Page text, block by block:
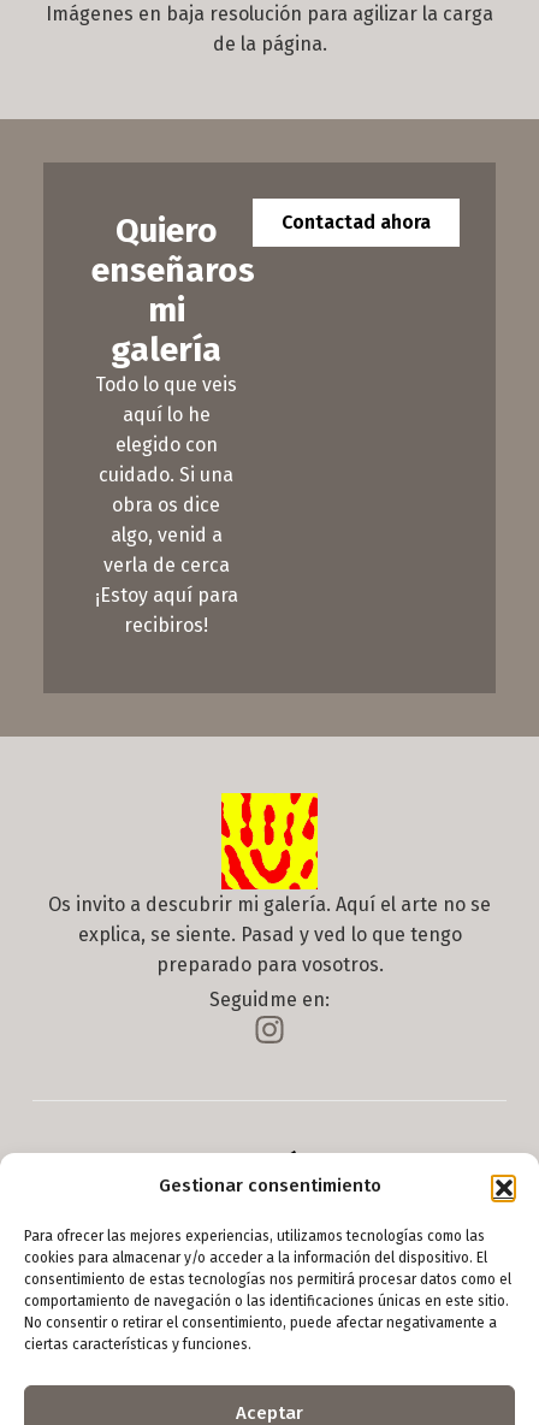
Gestionar consentimiento
Para ofrecer las mejores experiencias, utilizamos tecnologías como las
cookies para almacenar y/o acceder a la información del dispositivo. El
consentimiento de estas tecnologías nos permitirá procesar datos como el
comportamiento de navegación o las identificaciones únicas en este sitio.
No consentir o retirar el consentimiento, puede afectar negativamente a
ciertas características y funciones.
Aceptar
Imágenes en baja resolución para agilizar la carga
de la página.
Quiero
enseñaros
mi
galería
Todo lo que veis
aquí lo he
elegido con
cuidado. Si una
obra os dice
algo, venid a
verla de cerca
¡Estoy aquí para
recibiros!
Contactad ahora
Os invito a descubrir mi galería. Aquí el arte no se
explica, se siente. Pasad y ved lo que tengo
preparado para vosotros.
Seguidme en:
Menú
Arte digital
Escultura
Foto
Contacto